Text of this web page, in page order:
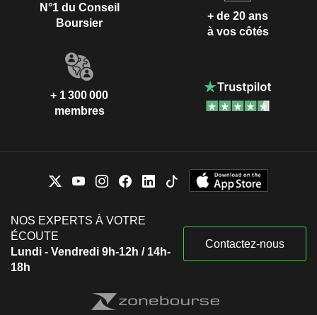
N°1 du Conseil
Boursier
+ de 20 ans
à vos côtés
+ 1 300 000
membres
NOS EXPERTS À VOTRE
ÉCOUTE
Lundi - Vendredi 9h-12h / 14h-
18h
Contactez-nous